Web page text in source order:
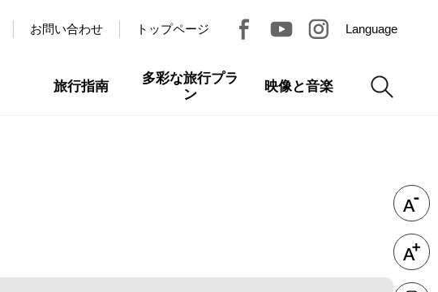
お問い合わせ トップページ Language
旅行指南
多彩な旅行プラ
ン
映像と音楽